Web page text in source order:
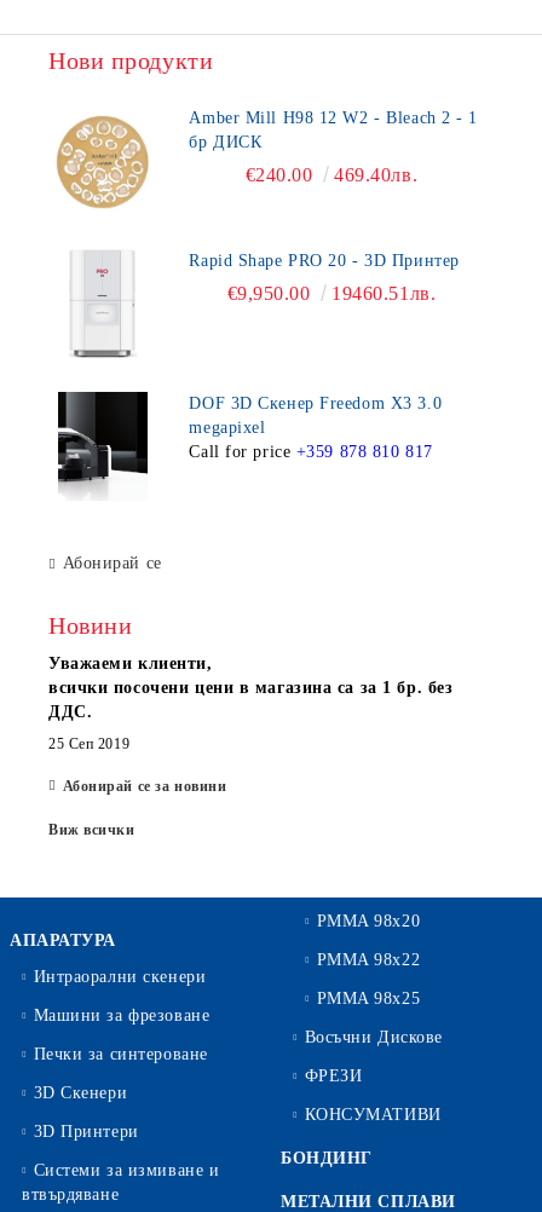
Нови продукти
Amber Mill H98 12 W2 - Bleach 2 - 1
бр ДИСК
€240.00 469.40лв.
Rapid Shape PRO 20 - 3D Принтер
€9,950.00 19460.51лв.
DOF 3D Скенер Freedom X3 3.0
megapixel
Call for price +359 878 810 817
Абонирай се
Новини
Уважаеми клиенти,
всички посочени цени в магазина са за 1 бр. без
ДДС.
25 Сеп 2019
Абонирай се за новини
Виж всички
АПАРАТУРА
Интраорални скенери
Машини за фрезоване
Печки за синтероване
3D Скенери
3D Принтери
Системи за измиване и
втвърдяване
PMMA 98x20
PMMA 98x22
PMMA 98x25
Восъчни Дискове
ФРЕЗИ
КОНСУМАТИВИ
БОНДИНГ
МЕТАЛНИ СПЛАВИ